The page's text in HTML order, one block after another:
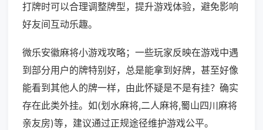
打牌时可以合理调整牌型，提升游戏体验，避免影响
好友间互动乐趣。
微乐安徽麻将小游戏攻略；一些玩家反映在游戏中遇
到部分用户的牌特别好，总是能拿到好牌，甚至好像
能看到其他人的牌一样，由此怀疑是不是有挂？确实
存在此类外挂。如(划水麻将,二人麻将,蜀山四川麻将
亲友房)等，建议通过正规途径维护游戏公平。